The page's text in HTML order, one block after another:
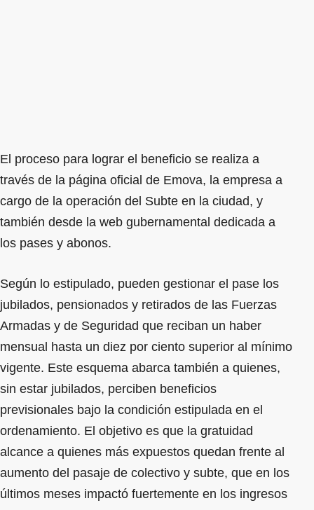
El proceso para lograr el beneficio se realiza a
través de la página oficial de Emova, la empresa a
cargo de la operación del Subte en la ciudad, y
también desde la web gubernamental dedicada a
los pases y abonos.
Según lo estipulado, pueden gestionar el pase los
jubilados, pensionados y retirados de las Fuerzas
Armadas y de Seguridad que reciban un haber
mensual hasta un diez por ciento superior al mínimo
vigente. Este esquema abarca también a quienes,
sin estar jubilados, perciben beneficios
previsionales bajo la condición estipulada en el
ordenamiento. El objetivo es que la gratuidad
alcance a quienes más expuestos quedan frente al
aumento del pasaje de colectivo y subte, que en los
últimos meses impactó fuertemente en los ingresos